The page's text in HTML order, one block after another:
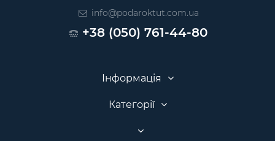
info@podaroktut.com.ua
+38 (050) 761-44-80
Інформація
Категорії